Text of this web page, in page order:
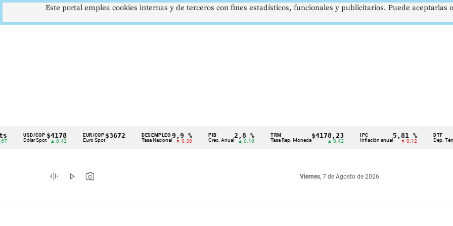
Cintillo
indicadores
económicos
USD/COP
Dólar Spot
$4178
▲ 0.42
EUR/COP
Euro Spot
$3672
—
DESEMPLEO
Tasa Nacional
9,9 %
▼ 0.30
PIB
Crec. Anual
2,8 %
▲ 0.10
TRM
Tasa Rep. Moneda
$4178,23
▲ 0.42
IPC
Inflación anual
5,81 %
▼ 0.12
DTF
Dep. Término
graphic_eq play_arrow photo_camera Viernes, 7 de Agosto de 2026
Este portal emplea cookies internas y de terceros con fines estadísticos, funcionales y publicitarios. Puede aceptarlas